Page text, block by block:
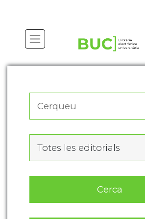
Totes les editorials
Cerca